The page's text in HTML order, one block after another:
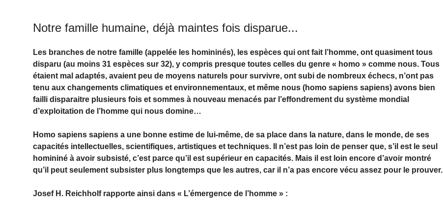
Notre famille humaine, déjà maintes fois disparue...
Les branches de notre famille (appelée les homininés), les espèces qui ont fait l’homme, ont quasiment tous
disparu (au moins 31 espèces sur 32), y compris presque toutes celles du genre « homo » comme nous. Tous
étaient mal adaptés, avaient peu de moyens naturels pour survivre, ont subi de nombreux échecs, n’ont pas
tenu aux changements climatiques et environnementaux, et même nous (homo sapiens sapiens) avons bien
failli disparaitre plusieurs fois et sommes à nouveau menacés par l’effondrement du système mondial
d’exploitation de l’homme qui nous domine…
Homo sapiens sapiens a une bonne estime de lui-même, de sa place dans la nature, dans le monde, de ses
capacités intellectuelles, scientifiques, artistiques et techniques. Il n’est pas loin de penser que, s’il est le seul
homininé à avoir subsisté, c’est parce qu’il est supérieur en capacités. Mais il est loin encore d’avoir montré
qu’il peut seulement subsister plus longtemps que les autres, car il n’a pas encore vécu assez pour le prouver.
Josef H. Reichholf rapporte ainsi dans « L’émergence de l’homme » :